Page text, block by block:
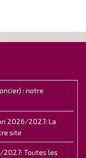
: notre
2026/2027: La
site
Toutes les